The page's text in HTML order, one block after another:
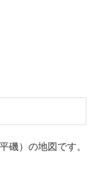
磯）の地図です。